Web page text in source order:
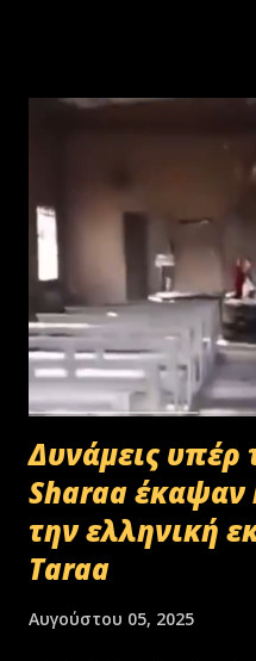
Δυνάμεις υπέρ
Sharaa έκαψαν
την ελληνική
Taraa
Αυγούστου 05, 2025